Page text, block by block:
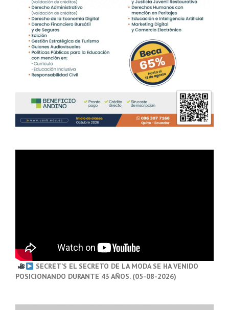
SECRET’S EL SECRETO DE LA MODA SE HA VENIDO
POSICIONANDO DURANTE 43 AÑOS. (05-08-2026)